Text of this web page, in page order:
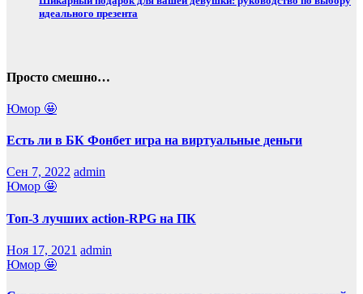
идеального презента
Просто смешно…
Юмор 🤩
Есть ли в БК Фонбет игра на виртуальные деньги
Сен 7, 2022 admin
Юмор 🤩
Топ-3 лучших action-RPG на ПК
Ноя 17, 2021 admin
Юмор 🤩